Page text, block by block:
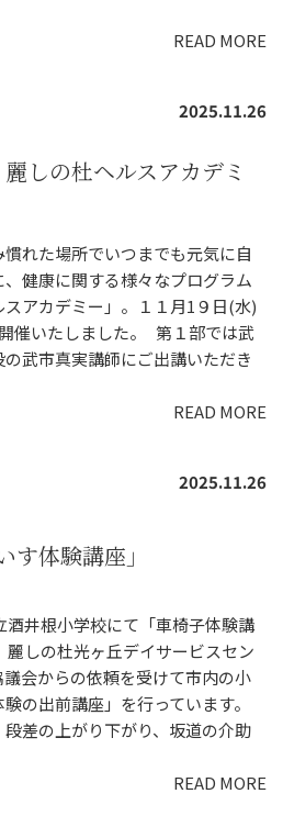
READ MORE
2025.11.26
麗しの杜ヘルスアカデミ
れた場所でいつまでも元気に自
健康に関する様々なプログラム
アカデミー」。１１月1９日(水)
催いたしました。 第１部では武
武市真実講師にご出講いただき
READ MORE
2025.11.26
体験講座」
井根小学校にて「車椅子体験講
しの杜光ヶ丘デイサービスセン
会からの依頼を受けて市内の小
の出前講座」を行っています。
差の上がり下がり、坂道の介助
READ MORE